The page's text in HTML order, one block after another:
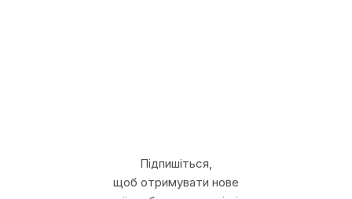
Підпишіться,
щоб отримувати нове